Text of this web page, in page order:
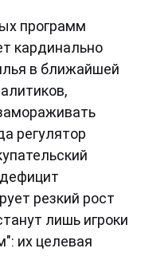
программ
кардинально
в ближайшей
регулятор
резкий рост
лишь игроки
их целевая